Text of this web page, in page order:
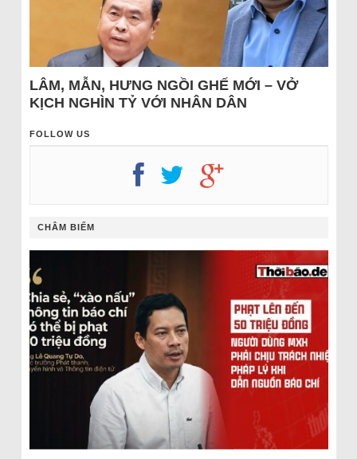
LÂM, MẪN, HƯNG NGỒI GHẾ MỚI – VỞ
KỊCH NGHÌN TỶ VỚI NHÂN DÂN
FOLLOW US
CHÂM BIẾM